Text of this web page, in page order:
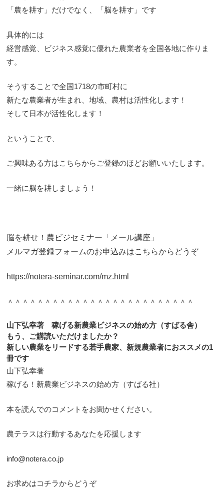
「農を耕す」だけでなく、「脳を耕す」です
具体的には
経営感覚、ビジネス感覚に優れた農業者を全国各地に作りま
す。
そうすることで全国1718の市町村に
新たな農業者が生まれ、地域、農村は活性化します！
そして日本が活性化します！
ということで、
ご興味ある方はこちらからご登録のほどお願いいたします。
一緒に脳を耕しましょう！
脳を耕せ！農ビジセミナー「メール講座」
メルマガ登録フォームのお申込みはこちらからどうぞ
https://notera-seminar.com/mz.html
＾＾＾＾＾＾＾＾＾＾＾＾＾＾＾＾＾＾＾＾＾＾＾＾＾
山下弘幸著 稼げる新農業ビジネスの始め方（すばる舎）
もう、ご購読いただけましたか？
新しい農業をリードする若手農家、新規農業者におススメの1
冊です
山下弘幸著
稼げる！新農業ビジネスの始め方（すばる社）
本を読んでのコメントをお聞かせください。
農テラスは行動するあなたを応援します
info@notera.co.jp
お求めはコチラからどうぞ